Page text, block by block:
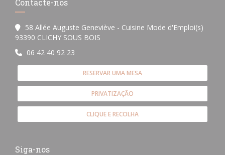
Contacte-nos
58 Allée Auguste Geneviève - Cuisine Mode d'Emploi(s)
93390 CLICHY SOUS BOIS
06 42 40 92 23
RESERVAR UMA MESA
PRIVATIZAÇÃO
CLIQUE E RECOLHA
Siga-nos